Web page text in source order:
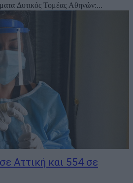
Δυτική Αττική: 108 κρούσματα Δυτικός Τομέας Αθηνών:...
Αττική και 554 σε